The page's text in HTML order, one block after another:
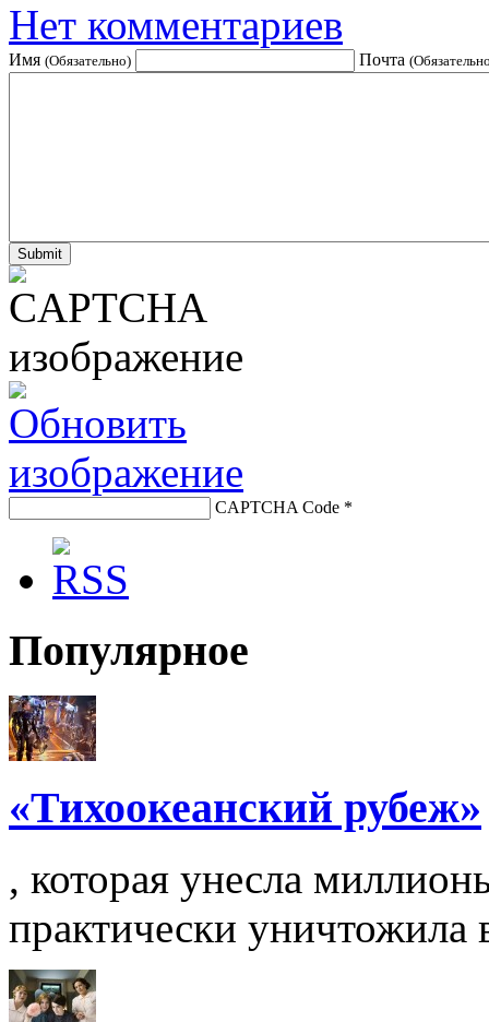
Нет комментариев
Имя (Обязательно) Почта
CAPTCHA Code *
Популярное
«Тихоокеанский рубеж»
, которая унесла
практически уничтожила